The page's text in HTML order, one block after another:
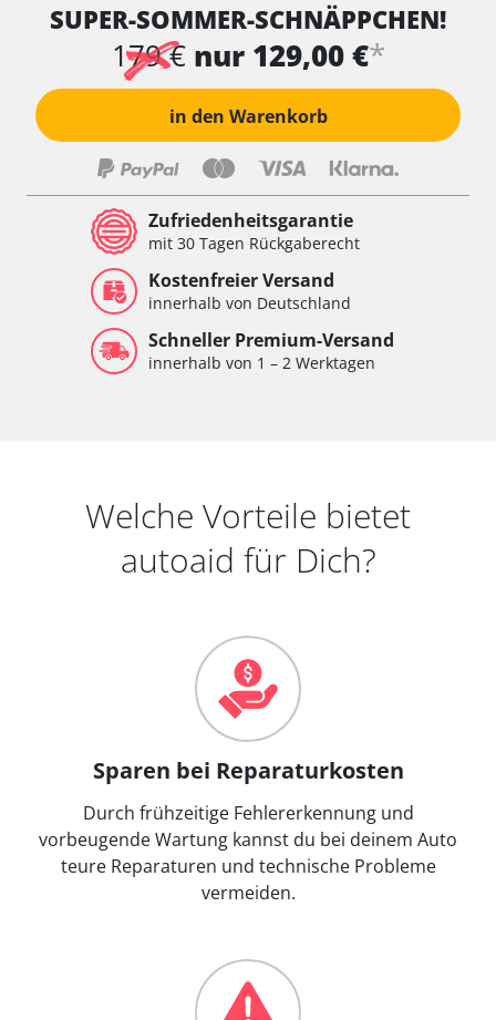
SUPER-SOMMER-SCHNÄPPCHEN!
179 € nur 129,00 €*
in den Warenkorb
Zufriedenheitsgarantie
mit 30 Tagen Rückgaberecht
Kostenfreier Versand
innerhalb von Deutschland
Schneller Premium-Versand
innerhalb von 1 – 2 Werktagen
Welche Vorteile bietet
autoaid für Dich?
Sparen bei Reparaturkosten
Durch frühzeitige Fehlererkennung und
vorbeugende Wartung kannst du bei deinem Auto
teure Reparaturen und technische Probleme
vermeiden.